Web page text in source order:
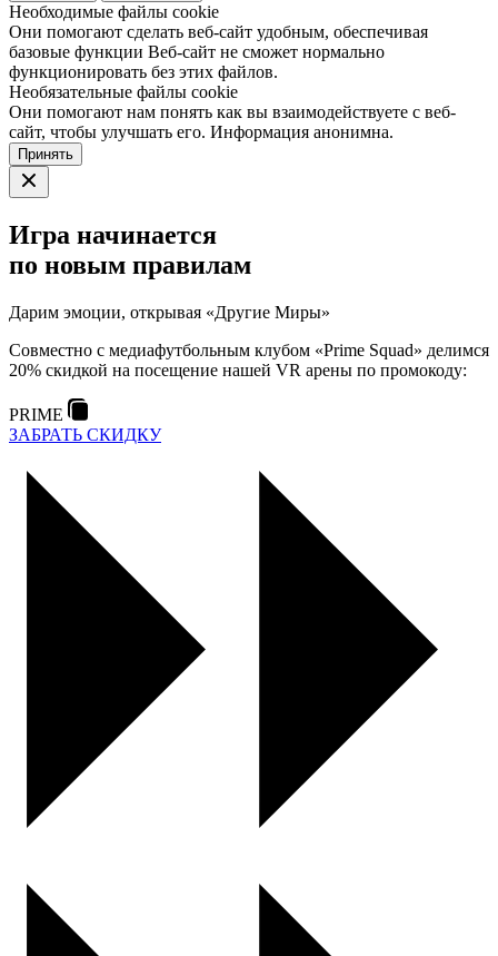
Необходимые файлы cookie
Они помогают сделать веб-сайт удобным, обеспечивая
базовые функции Веб-сайт не сможет нормально
функционировать без этих файлов.
Необязательные файлы cookie
Они помогают нам понять как вы взаимодействуете с веб-
сайт, чтобы улучшать его. Информация анонимна.
Принять
Игра начинается
по новым правилам
Дарим эмоции, открывая «Другие Миры»
Совместно с медиафутбольным клубом «Prime Squad» делимся
20% скидкой на посещение нашей VR арены по промокоду:
PRIME
ЗАБРАТЬ СКИДКУ